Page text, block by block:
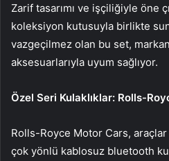
Zarif tasarımı ve işçiliğiyle öne
koleksiyon kutusuyla birlikte
vazgeçilmez olan bu set,
aksesuarlarıyla uyum sağlıyor.
Özel Seri Kulaklıklar: Rolls-
Rolls-Royce Motor Cars, araçlar
çok yönlü kablosuz bluetooth